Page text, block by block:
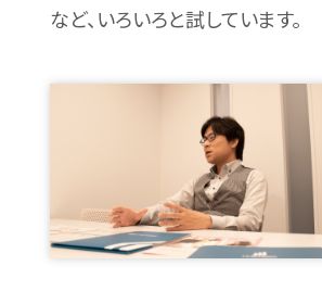
など、いろいろと試しています。